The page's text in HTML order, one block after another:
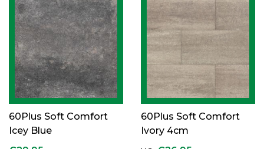
60Plus Soft Comfort
Icey Blue
60Plus Soft Comfort
Ivory 4cm